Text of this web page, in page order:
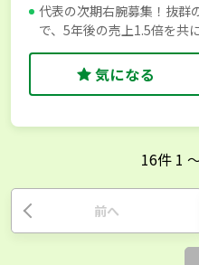
代表の次期右腕募集！抜群
で、5年後の売上1.5倍を共
気になる
16件 1
前へ